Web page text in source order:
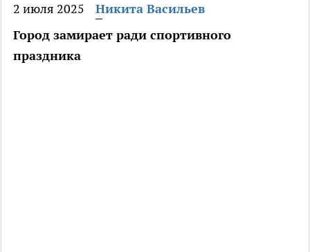
2 июля 2025
Никита Васильев
Город замирает ради спортивного
праздника